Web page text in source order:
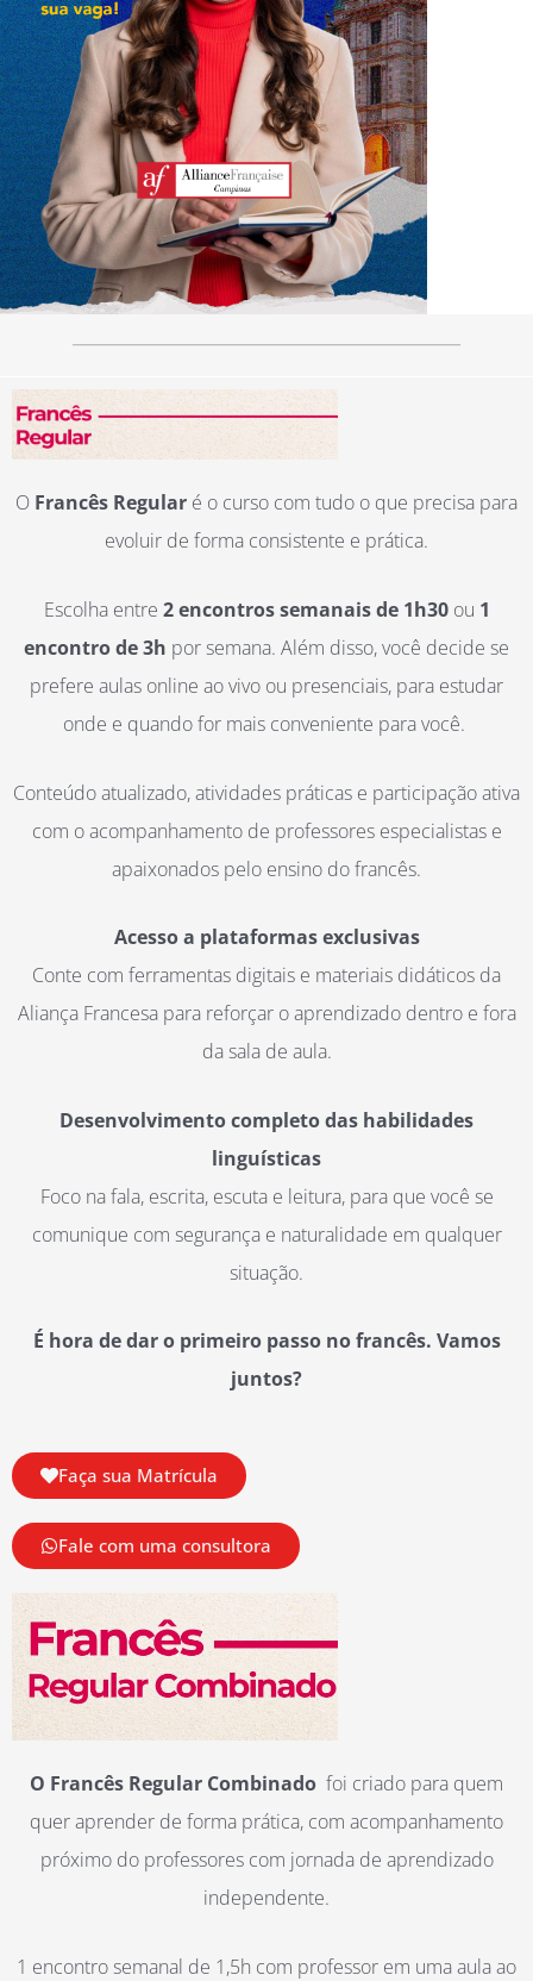
O Francês Regular é o curso com tudo o que precisa para
evoluir de forma consistente e prática.
Escolha entre 2 encontros semanais de 1h30ou 1
encontro de 3h por semana. Além disso, você decide se
prefere aulas online ao vivo ou presenciais, para estudar
onde e quando for mais conveniente para você.
Conteúdo atualizado, atividades práticas e participação ativa
com o acompanhamento de professores especialistas e
apaixonados pelo ensino do francês.
Acesso a plataformas exclusivas
Conte com ferramentas digitais e materiais didáticos da
Aliança Francesa para reforçar o aprendizado dentro e fora
da sala de aula.
Desenvolvimento completo das habilidades
linguísticas
Foco na fala, escrita, escuta e leitura, para que você se
comunique com segurança e naturalidade em qualquer
situação.
É hora de dar o primeiro passo no francês. Vamos
juntos?
Faça sua Matrícula
Fale com uma consultora
O Francês Regular Combinado foi criado para quem
quer aprender de forma prática, com acompanhamento
próximo do professores com jornada de aprendizado
independente.
1 encontro semanal de 1,5h com professor em uma aula ao